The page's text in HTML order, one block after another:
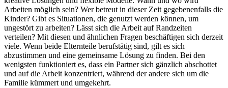
Arbeiten möglich sein? Wer betreut in dieser Zeit gegebenenfalls die
Kinder? Gibt es Situationen, die genutzt werden können, um
ungestört zu arbeiten? Lässt sich die Arbeit auf Randzeiten
verteilen? Mit diesen und ähnlichen Fragen beschäftigen sich derzeit
viele. Wenn beide Elternteile berufstätig sind, gilt es sich
abzustimmen und eine gemeinsame Lösung zu finden. Bei den
wenigsten funktioniert es, dass ein Partner sich gänzlich abschottet
und auf die Arbeit konzentriert, während der andere sich um die
Familie kümmert und umgekehrt.